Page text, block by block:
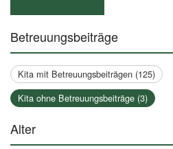
Betreuungsbeiträge
Kita mit Betreuungsbeiträgen (125)
Kita ohne Betreuungsbeiträge (3)
Alter